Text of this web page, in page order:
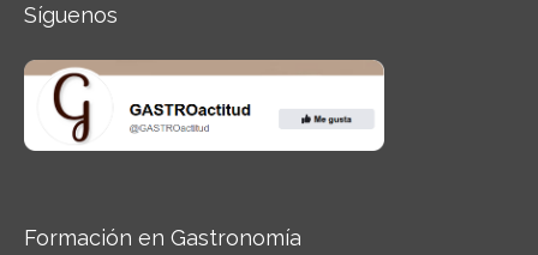
Síguenos
Formación en Gastronomía